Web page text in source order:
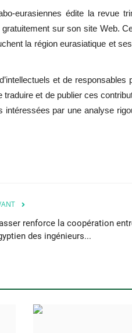
eurasiennes édite la revue
sur son site Web.
la région eurasiatique et
et de responsables
et de publier ces
par une analyse
renforce la coopération
des ingénieurs...